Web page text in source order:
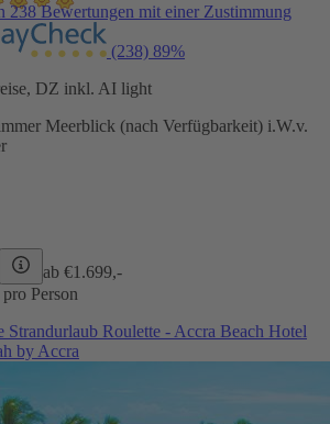
238 Bewertungen mit einer Zustimmung
(238) 89%
DZ inkl. AI light
Meerblick (nach Verfügbarkeit) i.W.v.
ab €1.699,-
pro Person
Strandurlaub Roulette - Accra Beach Hotel
by Accra